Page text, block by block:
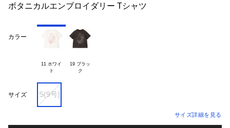
ボタニカルエンブロイダリー Tシャツ
カラー
11 ホワイ
19 ブラッ
サイズ S(9号)
サイズ詳細を見る